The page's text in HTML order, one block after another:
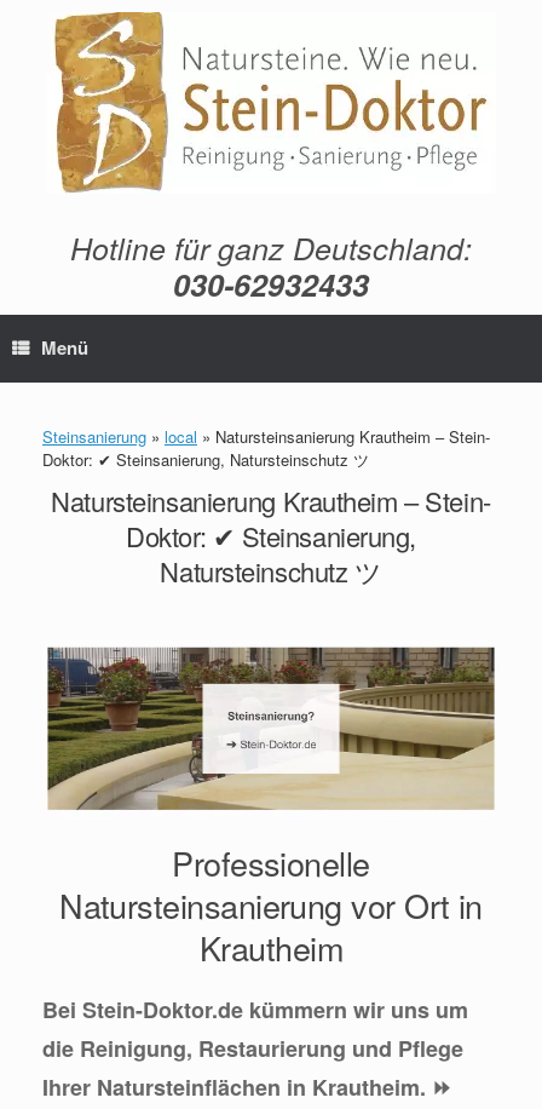
springen
Hotline für ganz Deutschland:
030-62932433
Menü
Steinsanierung » local » Natursteinsanierung Krautheim – Stein-
Doktor: ✔ Steinsanierung, Natursteinschutz ツ
Natursteinsanierung Krautheim – Stein-
Doktor: ✔ Steinsanierung,
Natursteinschutz ツ
Professionelle
Natursteinsanierung vor Ort in
Krautheim
Bei Stein-Doktor.de kümmern wir uns um
die Reinigung, Restaurierung und Pflege
Ihrer Natursteinflächen in Krautheim. ⏩